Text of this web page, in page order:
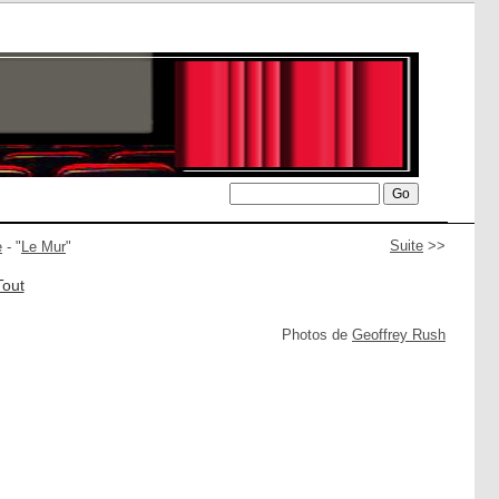
Suite >>
- " Le Mur"
Photos de Geoffrey Rush